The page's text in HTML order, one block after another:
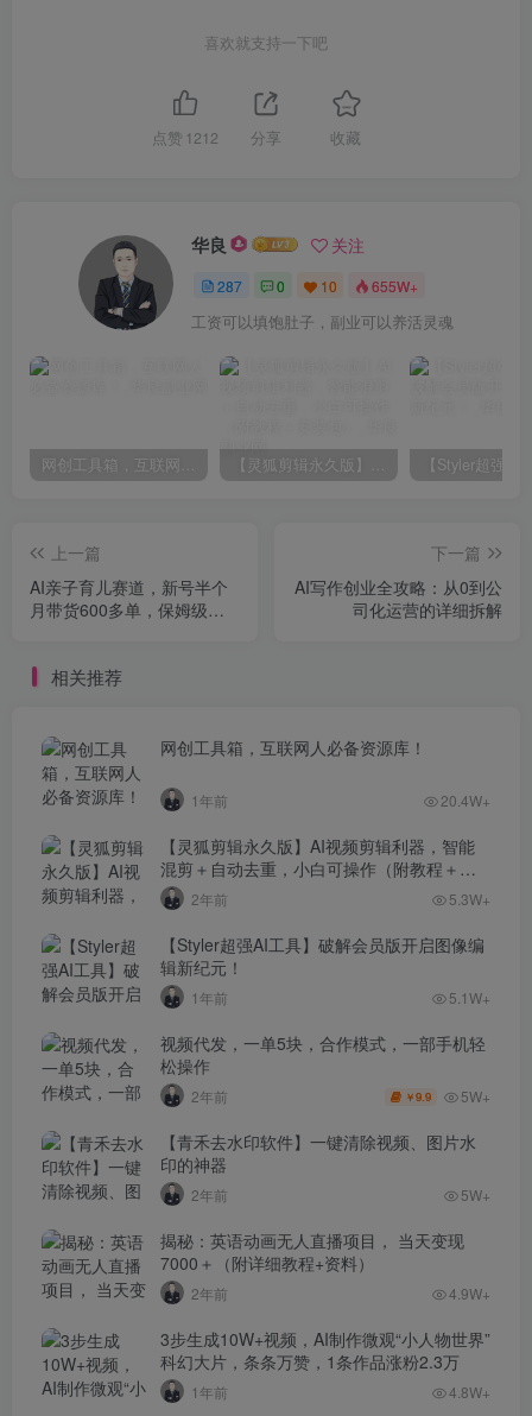
喜欢就支持一下吧
点赞 1212 分享 收藏
华良 关注
287 0 10 655W+
工资可以填饱肚子，副业可以养活灵魂
网创工具箱，互联网人必备资源库！ 【灵狐剪辑永久版】AI视频剪辑利器，智能混剪＋自动去重，小白可操作（附教程＋安装包）
上一篇
AI亲子育儿赛道，新号半个
月带货600多单，保姆级拆
下一篇
AI写作创业全攻略：从0到公
司化运营的详细拆解
相关推荐
网创工具箱，互联网人必备资源库！
1年前 20.4W+
【灵狐剪辑永久版】AI视频剪辑利器，智能
混剪＋自动去重，小白可操作（附教程＋安
装包）2年前 5.3W+
【Styler超强AI工具】破解会员版开启图像编
辑新纪元！
1年前 5.1W+
视频代发，一单5块，合作模式，一部手机轻
松操作
2年前 ￥9.9 5W+
【青禾去水印软件】一键清除视频、图片水
印的神器
2年前 5W+
揭秘：英语动画无人直播项目， 当天变现
7000＋（附详细教程+资料）
2年前 4.9W+
3步生成10W+视频，AI制作微观“小人物世界”
科幻大片，条条万赞，1条作品涨粉2.3万
1年前 4.8W+